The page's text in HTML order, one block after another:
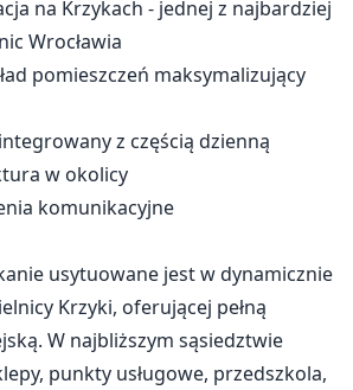
na Krzykach - jednej z najbardziej
Wrocławia
pomieszczeń maksymalizujący
z częścią dzienną
w okolicy
komunikacyjne
usytuowane jest w dynamicznie
Krzyki, oferującej pełną
W najbliższym sąsiedztwie
punkty usługowe, przedszkola,